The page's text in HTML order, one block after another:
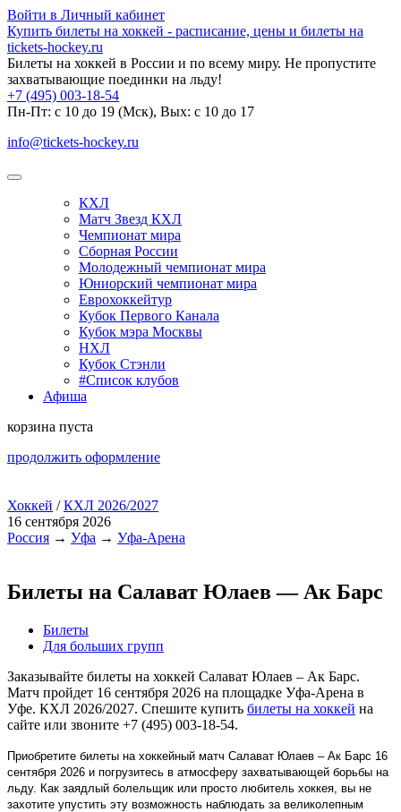
Войти в Личный кабинет
Купить билеты на хоккей - расписание, цены и билеты на
tickets-hockey.ru
Билеты на хоккей в России и по всему миру. Не пропустите
захватывающие поединки на льду!
+7 (495) 003-18-54
Пн-Пт: c 10 до 19 (Мск), Вых: с 10 до 17
info@tickets-hockey.ru
КХЛ
Матч Звезд КХЛ
Чемпионат мира
Сборная России
Молодежный чемпионат мира
Юниорский чемпионат мира
Еврохоккейтур
Кубок Первого Канала
Кубок мэра Москвы
НХЛ
Кубок Стэнли
#Список клубов
Афиша
корзина пуста
продолжить оформление
Хоккей /КХЛ 2026/2027
16 сентября 2026
Россия → Уфа → Уфа-Арена
Билеты на Салават Юлаев — Ак Барс
Билеты
Для больших групп
Заказывайте билеты на хоккей Салават Юлаев – Ак Барс.
Матч пройдет 16 сентября 2026 на площадке Уфа-Арена в
Уфе. КХЛ 2026/2027. Спешите купить билеты на хоккей на
сайте или звоните +7 (495) 003-18-54.
Приобретите билеты на хоккейный матч Салават Юлаев – Ак Барс 16
сентября 2026 и погрузитесь в атмосферу захватывающей борьбы на
льду. Как заядлый болельщик или просто любитель хоккея, вы не
захотите упустить эту возможность наблюдать за великолепным